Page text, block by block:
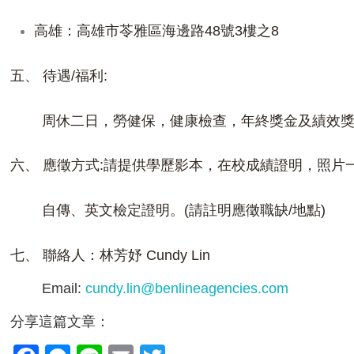
高雄：高雄市苓雅區海邊路48號3樓之8
五、 待遇/福利:
周休二日，勞健保，健康檢查，年終獎金及績效獎
六、 應徵方式:請提供學歷影本，在校成績證明，照片
自傳、英文檢定證明。(請註明應徵職缺/地點)
七、 聯絡人：林芳妤 Cundy Lin
Email:cundy.lin@benlineagencies.com
分享這篇文章：